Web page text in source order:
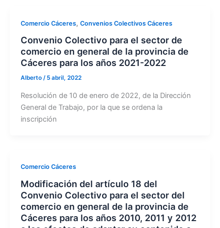
Comercio Cáceres, Convenios Colectivos Cáceres
Convenio Colectivo para el sector de
comercio en general de la provincia de
Cáceres para los años 2021-2022
Alberto / 5 abril, 2022
Resolución de 10 de enero de 2022, de la Dirección
General de Trabajo, por la que se ordena la
inscripción
Comercio Cáceres
Modificación del artículo 18 del
Convenio Colectivo para el sector del
comercio en general de la provincia de
Cáceres para los años 2010, 2011 y 2012